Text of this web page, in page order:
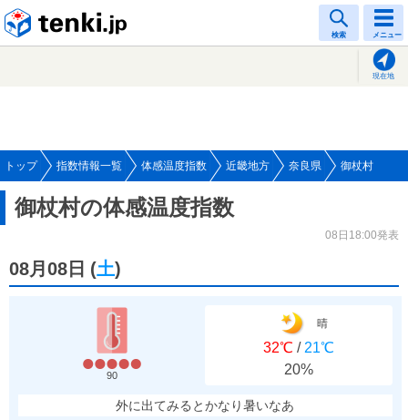
検索 メニュー
現在地
トップ 指数情報一覧 体感温度指数 近畿地方 奈良県 御杖村
御杖村の体感温度指数
08日18:00発表
08月08日 (土)
90
晴
32℃ / 21℃
20%
外に出てみるとかなり暑いなあ